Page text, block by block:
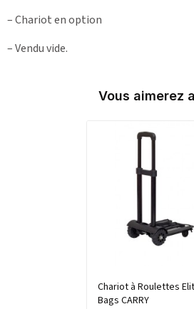
– Chariot en option
– Vendu vide.
Vous aimerez
Chariot à Roulettes
Bags CARRY